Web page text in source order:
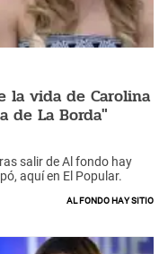
vida de Carolina
de La Borda"
salir de Al fondo hay
aquí en El Popular.
Al fondo hay sitio